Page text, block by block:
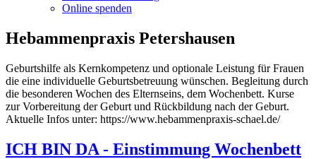
Online spenden
Hebammenpraxis Petershausen
Geburtshilfe als Kernkompetenz und optionale Leistung für Frauen
die eine individuelle Geburtsbetreuung wünschen. Begleitung durch
die besonderen Wochen des Elternseins, dem Wochenbett. Kurse
zur Vorbereitung der Geburt und Rückbildung nach der Geburt.
Aktuelle Infos unter: https://www.hebammenpraxis-schael.de/
ICH BIN DA - Einstimmung Wochenbett